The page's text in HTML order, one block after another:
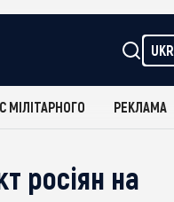
UKR
МІЛІТАРНОГО РЕКЛАМА
росіян на